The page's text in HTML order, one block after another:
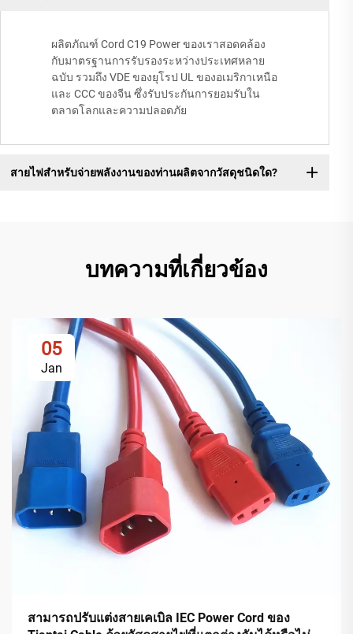
ผลิตภัณฑ์ Cord C19 Power ของเราสอดคล้อง
กับมาตรฐานการรับรองระหว่างประเทศหลาย
ฉบับ รวมถึง VDE ของยุโรป UL ของอเมริกาเหนือ
และ CCC ของจีน ซึ่งรับประกันการยอมรับใน
ตลาดโลกและความปลอดภัย
สายไฟสำหรับจ่ายพลังงานของท่านผลิตจากวัสดุชนิดใด?
บทความที่เกี่ยวข้อง
05
Jan
สามารถปรับแต่งสายเคเบิล IEC Power Cord ของ